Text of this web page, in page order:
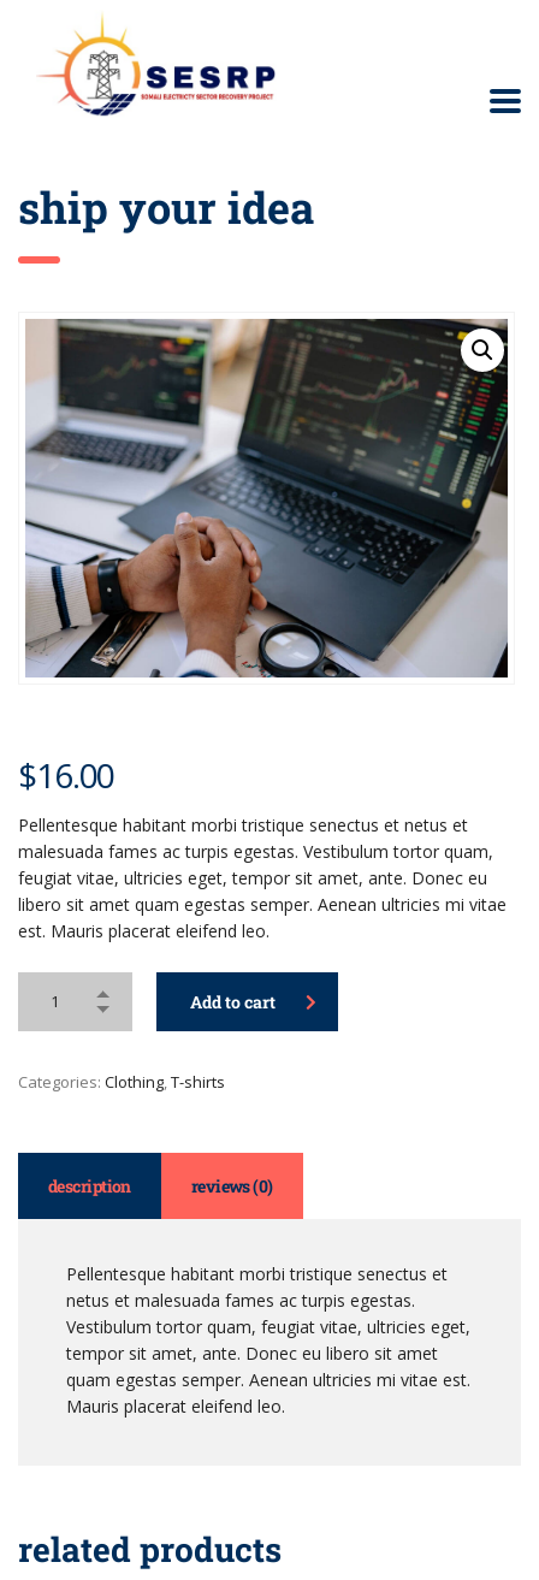
ship your idea
$16.00
Pellentesque habitant morbi tristique senectus et netus et
malesuada fames ac turpis egestas. Vestibulum tortor quam,
feugiat vitae, ultricies eget, tempor sit amet, ante. Donec eu
libero sit amet quam egestas semper. Aenean ultricies mi vitae
est. Mauris placerat eleifend leo.
Add to cart
Categories: Clothing,T-shirts
description reviews (0)
Pellentesque habitant morbi tristique senectus et
netus et malesuada fames ac turpis egestas.
Vestibulum tortor quam, feugiat vitae, ultricies eget,
tempor sit amet, ante. Donec eu libero sit amet
quam egestas semper. Aenean ultricies mi vitae est.
Mauris placerat eleifend leo.
related products